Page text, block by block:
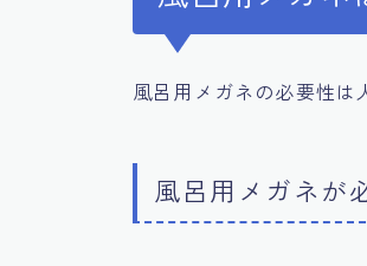
風呂用メガネの必要性は
風呂用メガネが